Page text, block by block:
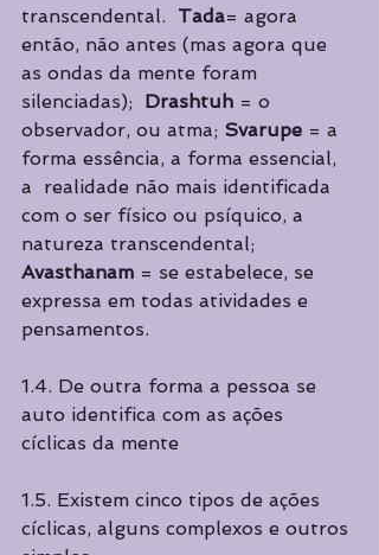
transcendental. Tada= agora
então, não antes (mas agora que
as ondas da mente foram
silenciadas); Drashtuh = o
observador, ou atma; Svarupe = a
forma essência, a forma essencial,
a  realidade não mais identificada
com o ser físico ou psíquico, a
natureza transcendental;
Avasthanam = se estabelece, se
expressa em todas atividades e
pensamentos.
1.4. De outra forma a pessoa se
auto identifica com as ações
cíclicas da mente
1.5. Existem cinco tipos de ações
cíclicas, alguns complexos e outros